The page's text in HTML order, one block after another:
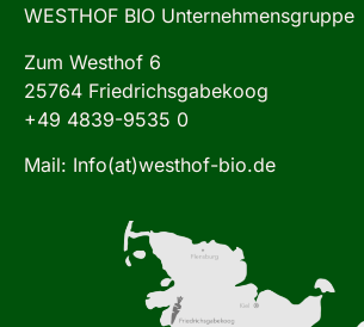
WESTHOF BIO Unternehmensgruppe
Zum Westhof 6
25764 Friedrichsgabekoog
+49 4839-9535 0
Mail: Info(at)westhof-bio.de